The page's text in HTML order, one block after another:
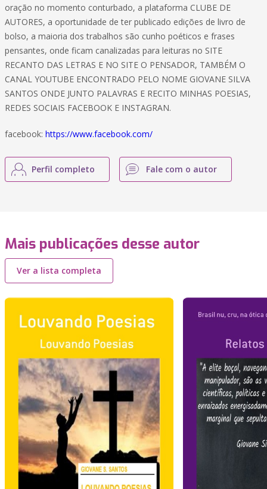
oração no momento conturbado, a plataforma CLUBE DE
AUTORES, a oportunidade de ter publicado edições de livro de
bolso, a maioria dos trabalhos são cunho poéticos e frases
pensantes, onde ficam canalizadas para leituras no SITE
RECANTO DAS LETRAS E NO SITE O PENSADOR, TAMBÉM O
CANAL YOUTUBE ENCONTRADO PELO NOME GIOVANE SILVA
SANTOS ONDE JUNTO PALAVRAS E RECITO MINHAS POESIAS,
REDES SOCIAIS FACEBOOK E INSTAGRAN.
facebook: https://www.facebook.com/
Perfil completo Fale com o autor
Mais publicações desse autor
Ver a lista completa